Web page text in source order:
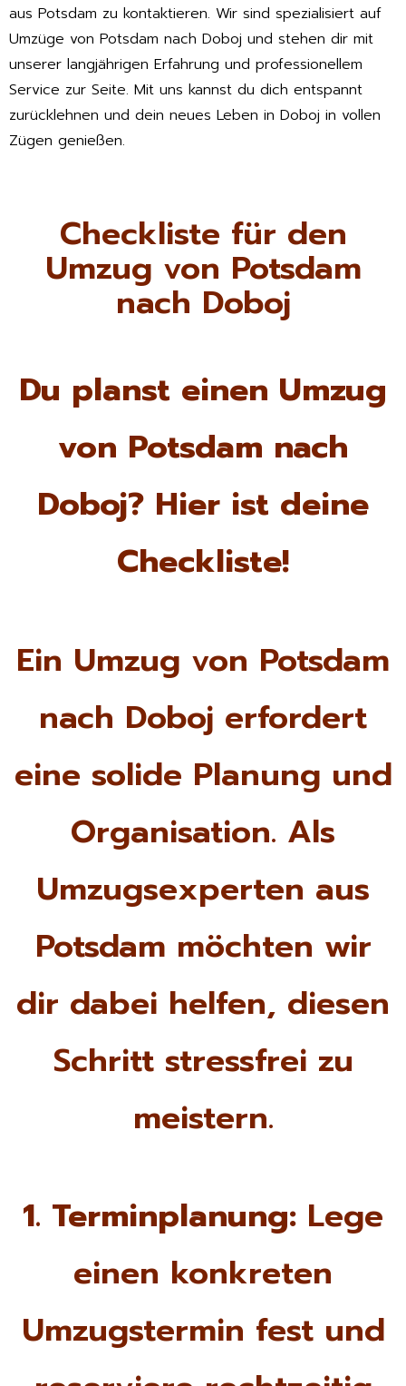
aus Potsdam zu kontaktieren. Wir sind spezialisiert auf
Umzüge von Potsdam nach Doboj und stehen dir mit
unserer langjährigen Erfahrung und professionellem
Service zur Seite. Mit uns kannst du dich entspannt
zurücklehnen und dein neues Leben in Doboj in vollen
Zügen genießen.
Checkliste für den
Umzug von Potsdam
nach Doboj
Du planst einen Umzug
von Potsdam nach
Doboj? Hier ist deine
Checkliste!
Ein Umzug von Potsdam
nach Doboj erfordert
eine solide Planung und
Organisation. Als
Umzugsexperten aus
Potsdam möchten wir
dir dabei helfen, diesen
Schritt stressfrei zu
meistern.
1. Terminplanung: Lege
einen konkreten
Umzugstermin fest und